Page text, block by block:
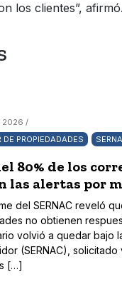
los clientes”, afirmó.
2026 /
DE PROPIEDADADES
80% de los
las alertas por
del SERNAC reveló
no obtienen
volvió a quedar bajo
(SERNAC),
[…]